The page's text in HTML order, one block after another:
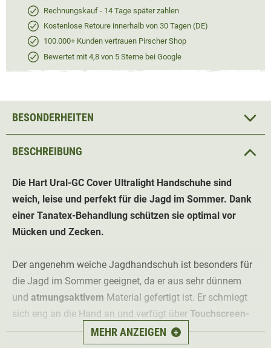
Rechnungskauf - 14 Tage später zahlen
Kostenlose Retoure innerhalb von 30 Tagen (DE)
100.000+ Kunden vertrauen Pirscher Shop
Bewertet mit 4,8 von 5 Sterne bei Google
BESCHREIBUNG
Die Hart Ural-GC Cover Ultralight Handschuhe sind
weich, leise und perfekt für die Jagd im Sommer. Dank
einer Tanatex-Behandlung schützen sie optimal vor
Mücken und Zecken.
Der angenehm weiche Jagdhandschuh ist besonders für
die Jagd im Sommer geeignet, da er aus sehr dünnem
und atmungsaktivem Material gefertigt ist. Er schmiegt
sich eng an die Hand an und verfügt über Touchscreen-
fähiges Gewebe an Zeige- und Mittelfinger, welches die
MEHR ANZEIGEN +
BESONDERHEITEN